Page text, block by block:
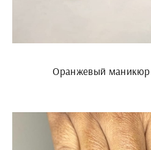
Оранжевый маникюр